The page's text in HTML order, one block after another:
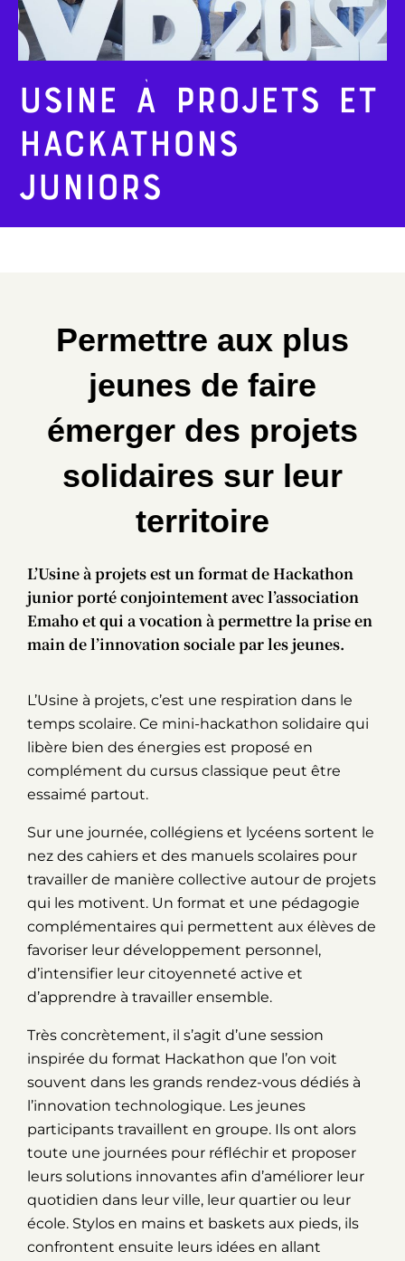
Usine à projets et
hackathons
juniors
Permettre aux plus
jeunes de faire
émerger des projets
solidaires sur leur
territoire
L’Usine à projets est un format de Hackathon
junior porté conjointement avec l’association
Emaho et qui a vocation à permettre la prise en
main de l’innovation sociale par les jeunes.
L’Usine à projets, c’est une respiration dans le
temps scolaire. Ce mini-hackathon solidaire qui
libère bien des énergies est proposé en
complément du cursus classique peut être
essaimé partout.
Sur une journée, collégiens et lycéens sortent le
nez des cahiers et des manuels scolaires pour
travailler de manière collective autour de projets
qui les motivent. Un format et une pédagogie
complémentaires qui permettent aux élèves de
favoriser leur développement personnel,
d’intensifier leur citoyenneté active et
d’apprendre à travailler ensemble.
Très concrètement, il s’agit d’une session
inspirée du format Hackathon que l’on voit
souvent dans les grands rendez-vous dédiés à
l’innovation technologique. Les jeunes
participants travaillent en groupe. Ils ont alors
toute une journées pour réfléchir et proposer
leurs solutions innovantes afin d’améliorer leur
quotidien dans leur ville, leur quartier ou leur
école. Stylos en mains et baskets aux pieds, ils
confrontent ensuite leurs idées en allant